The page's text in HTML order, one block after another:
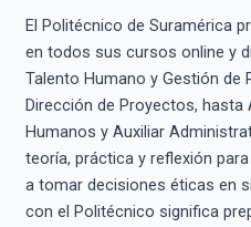
El Politécnico de Suramérica
en todos sus cursos online y
Talento Humano y Gestión de
Dirección de Proyectos, hasta
Humanos y Auxiliar
teoría, práctica y reflexión
a tomar decisiones éticas en
con el Politécnico significa